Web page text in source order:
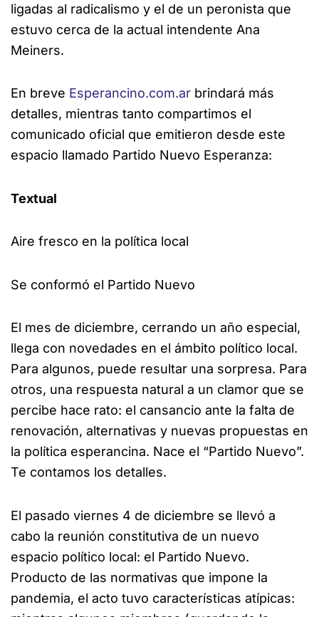
ligadas al radicalismo y el de un peronista que
estuvo cerca de la actual intendente Ana
Meiners.
En breve Esperancino.com.ar brindará más
detalles, mientras tanto compartimos el
comunicado oficial que emitieron desde este
espacio llamado Partido Nuevo Esperanza:
Textual
Aire fresco en la política local
Se conformó el Partido Nuevo
El mes de diciembre, cerrando un año especial,
llega con novedades en el ámbito político local.
Para algunos, puede resultar una sorpresa. Para
otros, una respuesta natural a un clamor que se
percibe hace rato: el cansancio ante la falta de
renovación, alternativas y nuevas propuestas en
la política esperancina. Nace el “Partido Nuevo”.
Te contamos los detalles.
El pasado viernes 4 de diciembre se llevó a
cabo la reunión constitutiva de un nuevo
espacio político local: el Partido Nuevo.
Producto de las normativas que impone la
pandemia, el acto tuvo características atípicas: